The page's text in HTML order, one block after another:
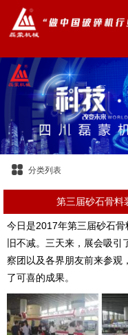
分类列表
第三届砂石骨料
今日是2017年第三届砂石
旧不减。三天来，展会吸
察团以及各界朋友前来参观
了可喜的成果。